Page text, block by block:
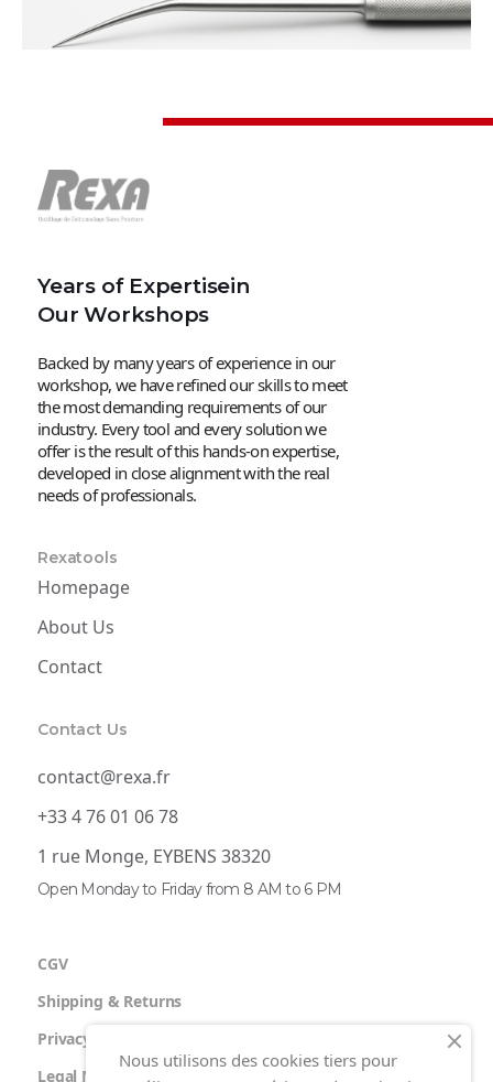
Years of Expertisein
Our Workshops
Backed by many years of experience in our
workshop, we have refined our skills to meet
the most demanding requirements of our
industry. Every tool and every solution we
offer is the result of this hands-on expertise,
developed in close alignment with the real
needs of professionals.
Rexatools
Homepage
About Us
Contact
Contact Us
contact@rexa.fr
+33 4 76 01 06 78
1 rue Monge, EYBENS 38320
Open Monday to Friday from 8 AM to 6 PM
CGV
Shipping & Returns
Privacy Policy
Legal Notice
Nous utilisons des cookies tiers pour